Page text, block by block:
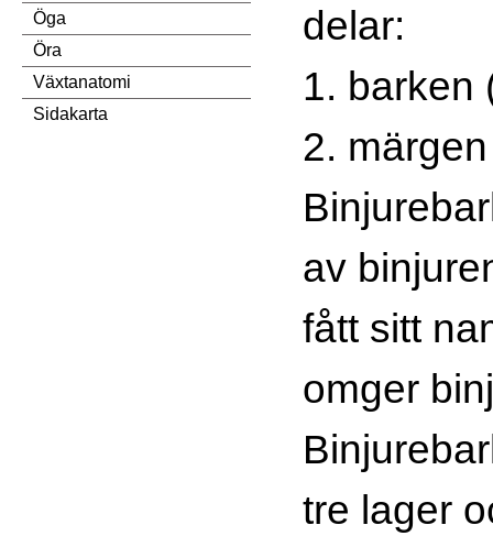
Öga
Öra
Växtanatomi
Sidakarta
delar:
1. barken
2.
av
fått sitt
omger
tre lager